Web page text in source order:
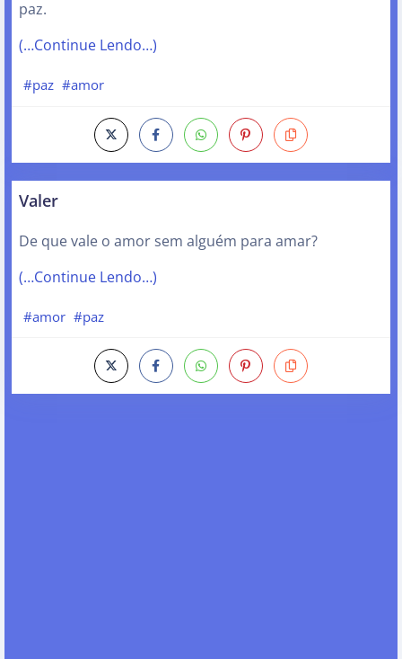
paz.
(…Continue Lendo…)
#paz #amor
Valer
De que vale o amor sem alguém para amar?
(…Continue Lendo…)
#amor #paz